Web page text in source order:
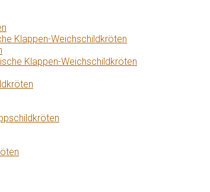
Klappen-Weichschildkröten
Klappen-Weichschildkröten